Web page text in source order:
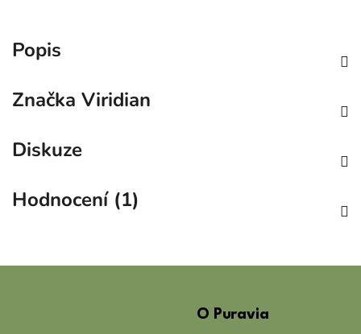
Popis
Značka Viridian
Diskuze
Hodnocení (1)
O Puravia